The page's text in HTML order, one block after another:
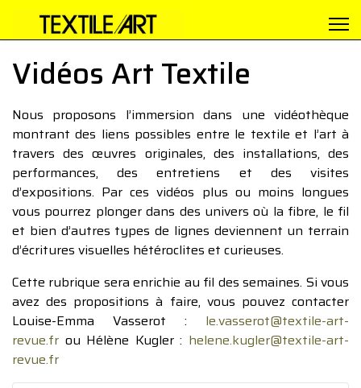
Vidéos Art Textile
Nous proposons l’immersion dans une vidéothèque
montrant des liens possibles entre le textile et l’art à
travers des œuvres originales, des installations, des
performances, des entretiens et des visites
d’expositions. Par ces vidéos plus ou moins longues
vous pourrez plonger dans des univers où la fibre, le fil
et bien d’autres types de lignes deviennent un terrain
d’écritures visuelles hétéroclites et curieuses.
Cette rubrique sera enrichie au fil des semaines. Si vous
avez des propositions à faire, vous pouvez contacter
Louise-Emma Vasserot : le.vasserot@textile-art-
revue.fr ou Hélène Kugler : helene.kugler@textile-art-
revue.fr